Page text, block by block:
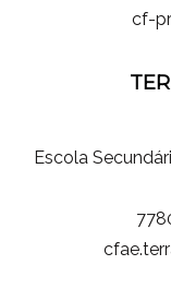
cf-
Escola